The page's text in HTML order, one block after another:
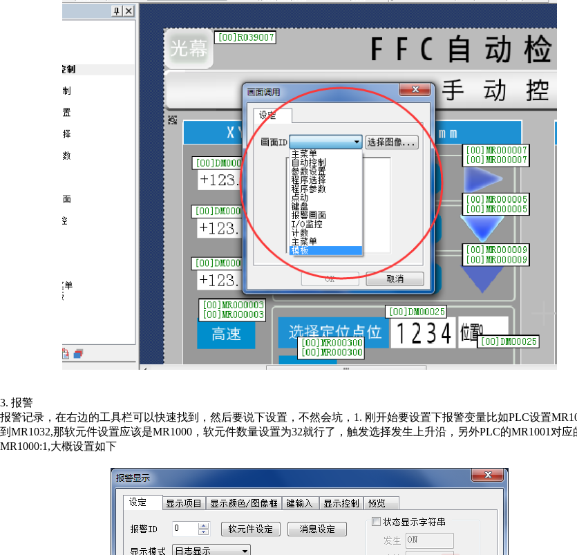
3. 报警
报警记录，在右边的工具栏可以快速找到，然后要说下设置，不然会坑，1. 刚开始要设置下报警变量比如PLC设置
到MR1032,那软元件设置应该是MR1000，软元件数量设置为32就行了，触发选择发生上升沿，另外PLC的MR1001对应
MR1000:1,大概设置如下